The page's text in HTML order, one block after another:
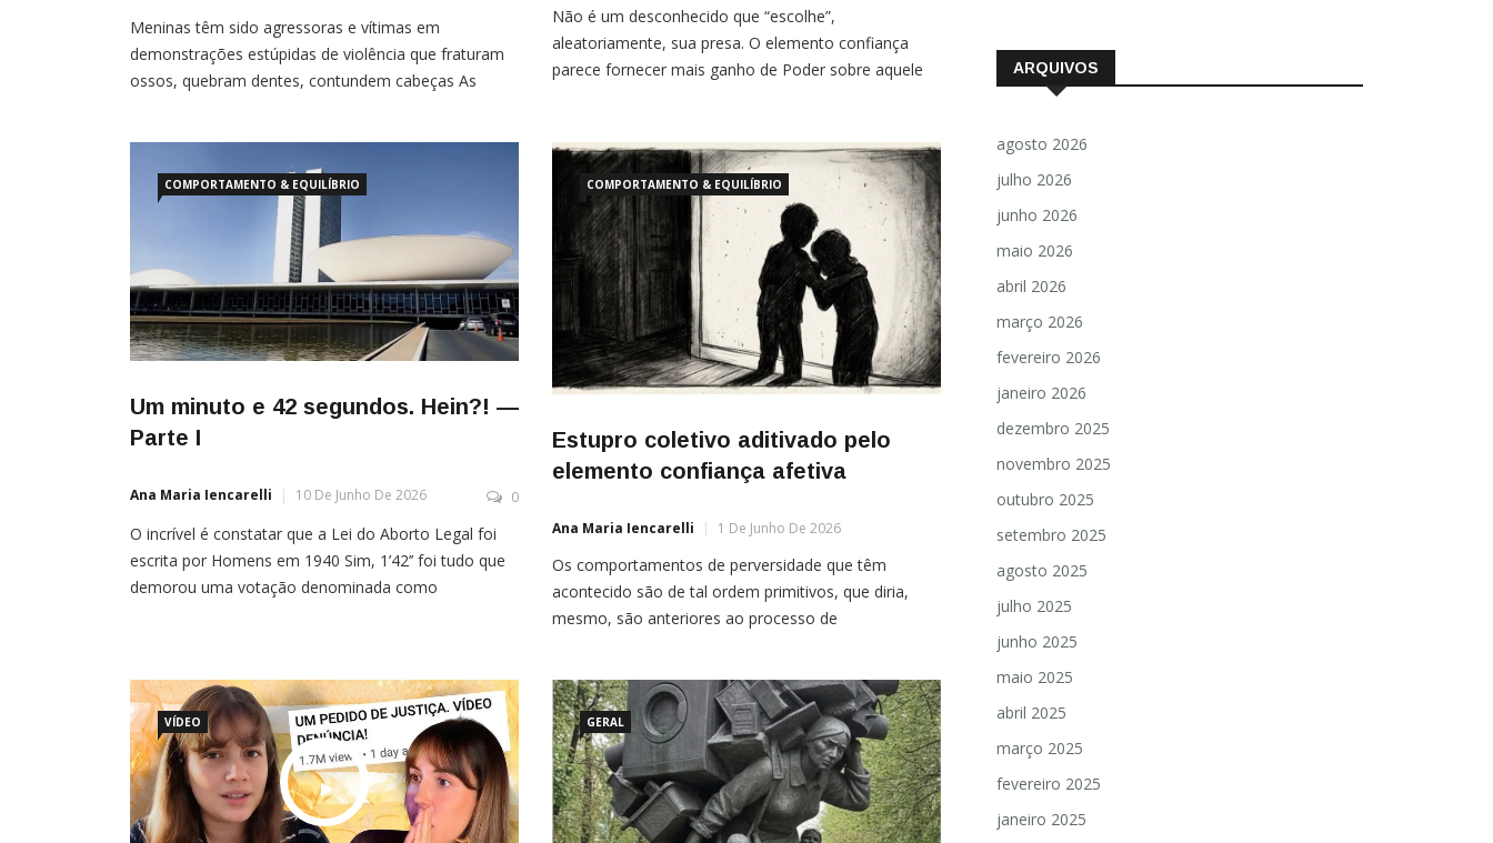
Meninas têm sido agressoras e vítimas em
demonstrações estúpidas de violência que fraturam
ossos, quebram dentes, contundem cabeças As
Quantas crianças e quantos adolescentes guardarão
Não é um desconhecido que “escolhe”,
aleatoriamente, sua presa. O elemento confiança
parece fornecer mais ganho de Poder sobre aquele
dia no nosso país. Esse é um número que está longe
de ser o real. Quantas crianças e […]
COMPORTAMENTO & EQUILÍBRIO
Um minuto e 42 segundos. Hein?! —
Parte I
Ana Maria Iencarelli 10 De Junho De 2026 0
O incrível é constatar que a Lei do Aborto Legal foi
escrita por Homens em 1940 Sim, 1’42’’ foi tudo que
demorou uma votação denominada como
nominal dos votos dos parlamentares. Não fazia […]
COMPORTAMENTO & EQUILÍBRIO
Estupro coletivo aditivado pelo
elemento confiança afetiva
Ana Maria Iencarelli 1 De Junho De 2026
Os comportamentos de perversidade que têm
acontecido são de tal ordem primitivos, que diria,
mesmo, são anteriores ao processo de
Mais um de status midiático. Quantos anônimos vêm
ocorrendo, não sabemos. O roteiro da barbárie é do
tipo “copia e cola”. Um […]
VÍDEO GERAL
ARQUIVOS
agosto 2026
julho 2026
junho 2026
maio 2026
abril 2026
março 2026
fevereiro 2026
janeiro 2026
dezembro 2025
novembro 2025
outubro 2025
setembro 2025
agosto 2025
julho 2025
junho 2025
maio 2025
abril 2025
março 2025
fevereiro 2025
janeiro 2025